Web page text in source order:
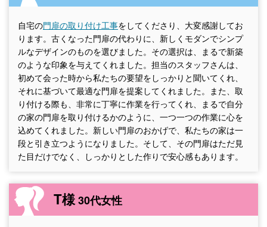
自宅の門扉の取り付け工事をしてくださり、大変感謝してお
ります。古くなった門扉の代わりに、新しくモダンでシンプ
ルなデザインのものを選びました。その選択は、まるで新築
のような印象を与えてくれました。担当のスタッフさんは、
初めて会った時から私たちの要望をしっかりと聞いてくれ、
それに基づいて最適な門扉を提案してくれました。また、取
り付ける際も、非常に丁寧に作業を行ってくれ、まるで自分
の家の門扉を取り付けるかのように、一つ一つの作業に心を
込めてくれました。新しい門扉のおかげで、私たちの家は一
段と引き立つようになりました。そして、その門扉はただ見
た目だけでなく、しっかりとした作りで安心感もあります。
T様30代女性